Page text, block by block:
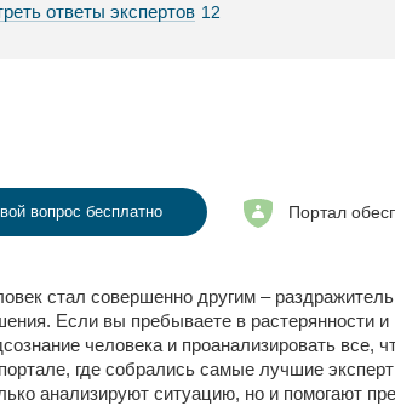
ответы экспертов 12
вопрос бесплатно Портал
стал совершенно другим –
Если вы пребываете в растерянности
человека и проанализировать
где собрались самые лучшие
анализируют ситуацию, но и помогают